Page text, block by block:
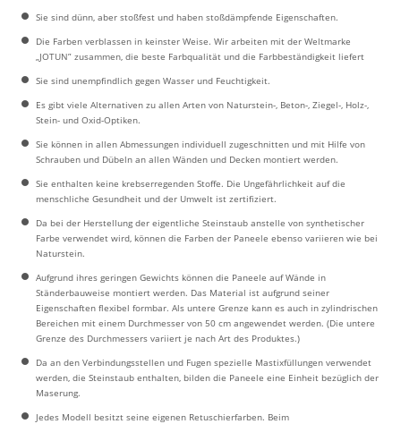
Sie sind dünn, aber stoßfest und haben stoßdämpfende Eigenschaften.
Die Farben verblassen in keinster Weise. Wir arbeiten mit der Weltmarke
„JOTUN” zusammen, die beste Farbqualität und die Farbbeständigkeit liefert
Sie sind unempfindlich gegen Wasser und Feuchtigkeit.
Es gibt viele Alternativen zu allen Arten von Naturstein-, Beton-, Ziegel-, Holz-,
Stein- und Oxid-Optiken.
Sie können in allen Abmessungen individuell zugeschnitten und mit Hilfe von
Schrauben und Dübeln an allen Wänden und Decken montiert werden.
Sie enthalten keine krebserregenden Stoffe. Die Ungefährlichkeit auf die
menschliche Gesundheit und der Umwelt ist zertifiziert.
Da bei der Herstellung der eigentliche Steinstaub anstelle von synthetischer
Farbe verwendet wird, können die Farben der Paneele ebenso variieren wie bei
Naturstein.
Aufgrund ihres geringen Gewichts können die Paneele auf Wände in
Ständerbauweise montiert werden. Das Material ist aufgrund seiner
Eigenschaften flexibel formbar. Als untere Grenze kann es auch in zylindrischen
Bereichen mit einem Durchmesser von 50 cm angewendet werden. (Die untere
Grenze des Durchmessers variiert je nach Art des Produktes.)
Da an den Verbindungsstellen und Fugen spezielle Mastixfüllungen verwendet
werden, die Steinstaub enthalten, bilden die Paneele eine Einheit bezüglich der
Maserung.
Jedes Modell besitzt seine eigenen Retuschierfarben. Beim